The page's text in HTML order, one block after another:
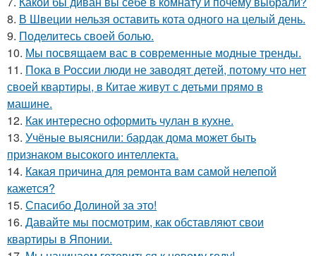
8. В Швеции нельзя оставить кота одного на целый день.
9. Поделитесь своей болью.
10. Мы посвящаем вас в современные модные тренды.
11. Пока в России люди не заводят детей, потому что нет
своей квартиры, в Китае живут с детьми прямо в
машине.
12. Как интересно оформить чулан в кухне.
13. Учёные выяснили: бардак дома может быть
признаком высокого интеллекта.
14. Какая причина для ремонта вам самой нелепой
кажется?
15. Спасибо Долиной за это!
16. Давайте мы посмотрим, как обставляют свои
квартиры в Японии.